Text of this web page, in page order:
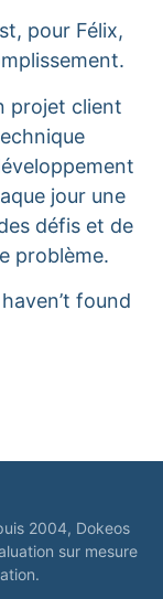
pour Félix,
projet client
jour une
défis et de
problème.
found
2004, Dokeos
sur mesure